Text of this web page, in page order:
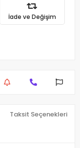
İade ve Değişim
Taksit Seçenekleri